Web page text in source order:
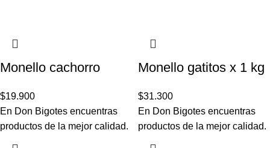
Monello cachorro
$19.900
En Don Bigotes encuentras
productos de la mejor calidad.
Monello gatitos x 1 kg
$31.300
En Don Bigotes encuentras
productos de la mejor calidad.